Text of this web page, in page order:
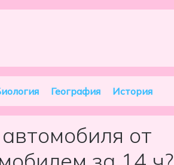
География История
от